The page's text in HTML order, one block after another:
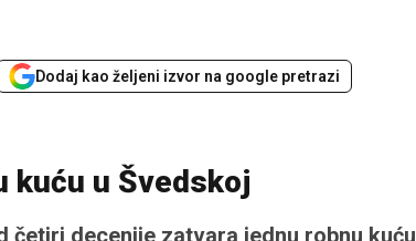
Dodaj kao željeni izvor na google pretrazi
kuću u Švedskoj
decenije zatvara jednu robnu kuću